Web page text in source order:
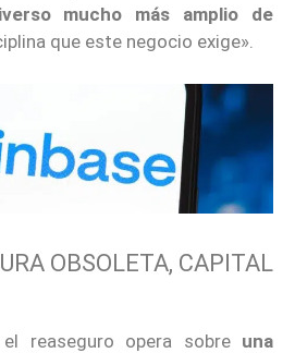
mucho más amplio de
que este negocio exige».
OBSOLETA, CAPITAL
reaseguro opera sobre una